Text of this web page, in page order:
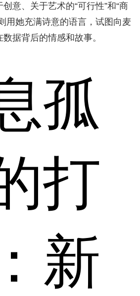
意、关于艺术的“可行性”和“商
用她充满诗意的语言，试图向麦
据背后的情感和故事。
孤
打
新